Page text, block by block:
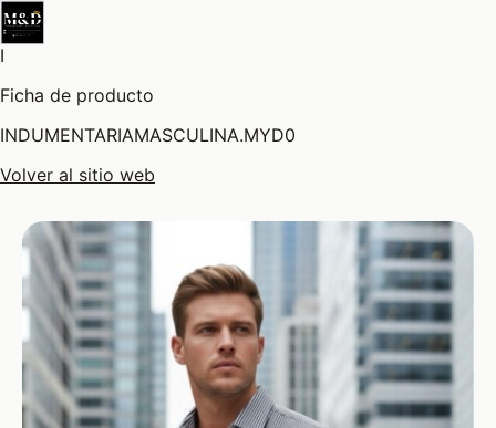
I
Ficha de producto
INDUMENTARIAMASCULINA.MYD0
Volver al sitio web